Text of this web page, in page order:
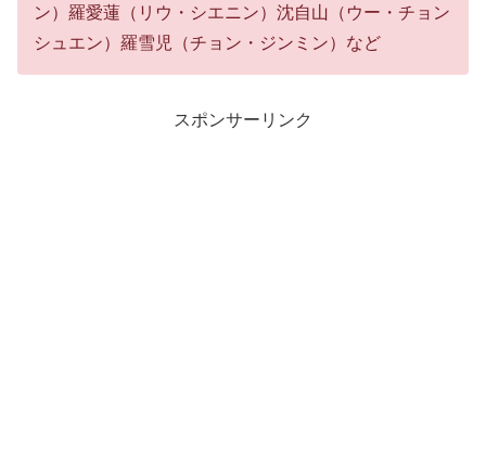
ン）羅愛蓮（リウ・シエニン）沈自山（ウー・チョン
シュエン）羅雪児（チョン・ジンミン）など
スポンサーリンク